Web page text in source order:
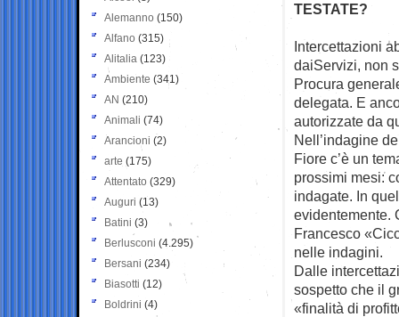
TESTATE?
Intercettazioni
daiServizi, non
Procura
delegata. E
autorizzate da
Nell’indagine
Fiore c’è un
prossimi mesi:
indagate. In
evidentemente.
Francesco
nelle indagini.
Dalle
sospetto che il
«finalità di
Alemanno (150)
Alfano (315)
Alitalia (123)
Ambiente (341)
AN (210)
Animali (74)
Arancioni (2)
arte (175)
Attentato (329)
Auguri (13)
Batini (3)
Berlusconi (4.295)
Bersani (234)
Biasotti (12)
Boldrini (4)